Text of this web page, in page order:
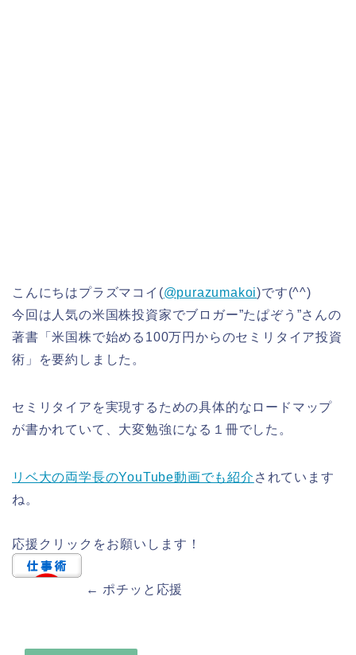
こんにちはプラズマコイ(@purazumakoi)です(^^)
今回は人気の米国株投資家でブロガー”たぱぞう”さんの
著書「米国株で始める100万円からのセミリタイア投資
術」を要約しました。
セミリタイアを実現するための具体的なロードマップ
が書かれていて、大変勉強になる１冊でした。
リベ大の両学長のYouTube動画でも紹介 されています
ね。
応援クリックをお願いします！
← ポチッと応援